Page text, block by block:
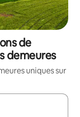
de
demeures
uniques sur
les flèches vers le